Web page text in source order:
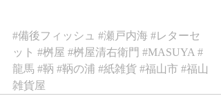
#備後フィッシュ #瀬戸内海 #レターセ
ット #桝屋 #桝屋清右衛門 #MASUYA #
龍馬 #鞆 #鞆の浦 #紙雑貨 #福山市 #福山
雑貨屋